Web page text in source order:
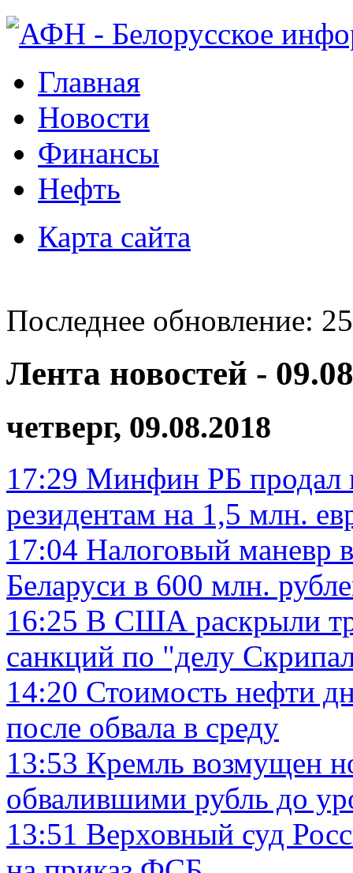
Главная
Новости
Финансы
Нефть
Карта сайта
Последнее обновление:
Лента новостей -
четверг, 09.08.2018
17:29 Минфин РБ продал
резидентам на 1,5 млн.
17:04 Налоговый маневр
Беларуси в 600 млн.
16:25 В США раскрыли
санкций по "делу
14:20 Стоимость нефти
после обвала в среду
13:53 Кремль возмущен
обвалившими рубль до
13:51 Верховный суд